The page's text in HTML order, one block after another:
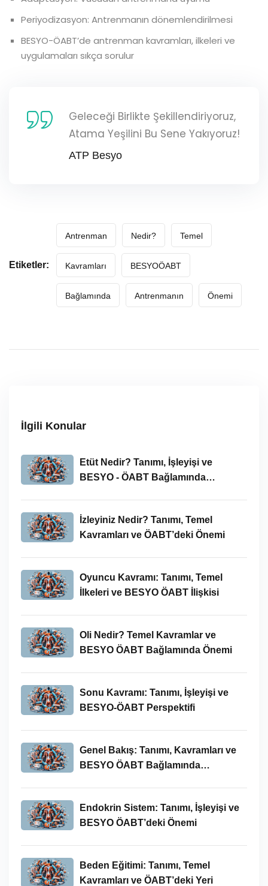
Periyodizasyon: Antrenmanın dönemlendirilmesi
BESYO-ÖABT’de antrenman kavramları, ilkeleri ve
uygulamaları sıkça sorulur
Geleceği Birlikte Şekillendiriyoruz,
Atama Yeşilini Bu Sene Yakıyoruz!
ATP Besyo
Etiketler:
Antrenman Nedir? Temel
Kavramları BESYOÖABT
Bağlamında Antrenmanın Önemi
İlgili Konular
Etüt Nedir? Tanımı, İşleyişi ve
BESYO - ÖABT Bağlamında
İzleyiniz Nedir? Tanımı, Temel
Kavramları ve ÖABT’deki Önemi
Oyuncu Kavramı: Tanımı, Temel
İlkeleri ve BESYO ÖABT İlişkisi
Oli Nedir? Temel Kavramlar ve
BESYO ÖABT Bağlamında Önemi
Sonu Kavramı: Tanımı, İşleyişi ve
BESYO-ÖABT Perspektifi
Genel Bakış: Tanımı, Kavramları ve
BESYO ÖABT Bağlamında
Endokrin Sistem: Tanımı, İşleyişi ve
BESYO ÖABT’deki Önemi
Beden Eğitimi: Tanımı, Temel
Kavramları ve ÖABT’deki Yeri